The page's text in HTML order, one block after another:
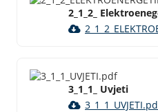
2_1_2_
3_1_1_ Uvjeti